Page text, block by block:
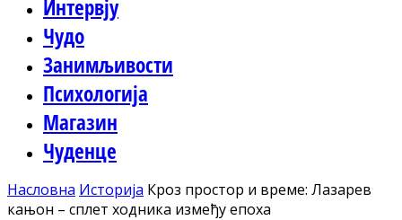
Интервју
Чудо
Занимљивости
Психологија
Магазин
Чуденце
Насловна Историја Кроз простор и време: Лазарев
кањон – сплет ходника између епоха